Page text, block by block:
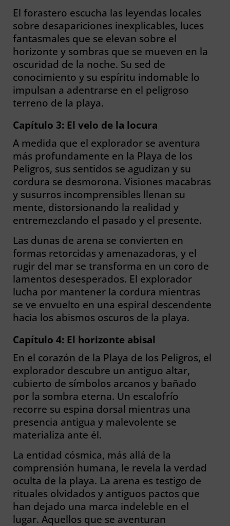
El forastero escucha las leyendas locales
sobre desapariciones inexplicables, luces
fantasmales que se elevan sobre el
horizonte y sombras que se mueven en la
oscuridad de la noche. Su sed de
conocimiento y su espíritu indomable lo
impulsan a adentrarse en el peligroso
terreno de la playa.
Capítulo 3: El velo de la locura
A medida que el explorador se aventura
más profundamente en la Playa de los
Peligros, sus sentidos se agudizan y su
cordura se desmorona. Visiones macabras
y susurros incomprensibles llenan su
mente, distorsionando la realidad y
entremezclando el pasado y el presente.
Las dunas de arena se convierten en
formas retorcidas y amenazadoras, y el
rugir del mar se transforma en un coro de
lamentos desesperados. El explorador
lucha por mantener la cordura mientras
se ve envuelto en una espiral descendente
hacia los abismos oscuros de la playa.
Capítulo 4: El horizonte abisal
En el corazón de la Playa de los Peligros, el
explorador descubre un antiguo altar,
cubierto de símbolos arcanos y bañado
por la sombra eterna. Un escalofrío
recorre su espina dorsal mientras una
presencia antigua y malevolente se
materializa ante él.
La entidad cósmica, más allá de la
comprensión humana, le revela la verdad
oculta de la playa. La arena es testigo de
rituales olvidados y antiguos pactos que
han dejado una marca indeleble en el
lugar. Aquellos que se aventuran